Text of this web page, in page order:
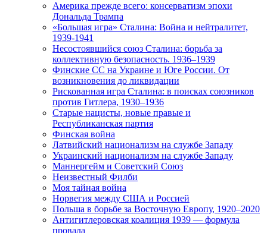
Америка прежде всего: консерватизм эпохи
Дональда Трампа
«Большая игра» Сталина: Война и нейтралитет,
1939-1941
Несостоявшийся союз Сталина: борьба за
коллективную безопасность. 1936–1939
Финские СС на Украине и Юге России. От
возникновения до ликвидации
Рискованная игра Сталина: в поисках союзников
против Гитлера, 1930–1936
Старые нацисты, новые правые и
Республиканская партия
Финская война
Латвийский национализм на службе Западу
Украинский национализм на службе Западу
Маннергейм и Советский Союз
Неизвестный Филби
Моя тайная война
Норвегия между США и Россией
Польша в борьбе за Восточную Европу, 1920–2020
Антигитлеровская коалиция 1939 — формула
провала